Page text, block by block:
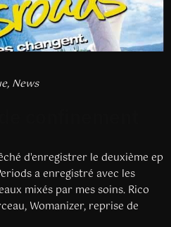
, News
d'enregistrer le deuxième ep
a enregistré avec les
mixés par mes soins. Rico
Womanizer, reprise de